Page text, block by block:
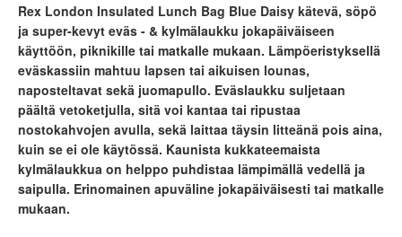
Rex London Insulated Lunch Bag Blue Daisy kätevä, söpö
ja super-kevyt eväs - & kylmälaukku jokapäiväiseen
käyttöön, piknikille tai matkalle mukaan. Lämpöeristyksellä
eväskassiin mahtuu lapsen tai aikuisen lounas,
naposteltavat sekä juomapullo. Eväslaukku suljetaan
päältä vetoketjulla, sitä voi kantaa tai ripustaa
nostokahvojen avulla, sekä laittaa täysin litteänä pois aina,
kuin se ei ole käytössä. Kaunista kukkateemaista
kylmälaukkua on helppo puhdistaa lämpimällä vedellä ja
saipulla. Erinomainen apuväline jokapäiväisesti tai matkalle
mukaan.